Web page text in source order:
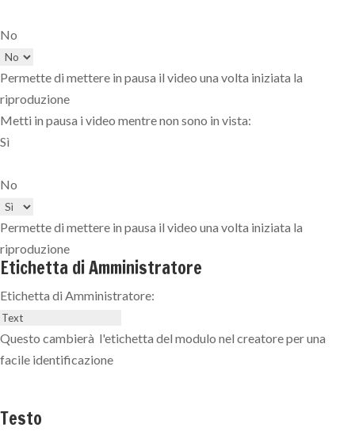
No
Permette di mettere in pausa il video una volta iniziata la
riproduzione
Metti in pausa i video mentre non sono in vista:
Sì
No
Permette di mettere in pausa il video una volta iniziata la
riproduzione
Etichetta di Amministratore
Etichetta di Amministratore:
Questo cambierà l'etichetta del modulo nel creatore per una
facile identificazione
Testo